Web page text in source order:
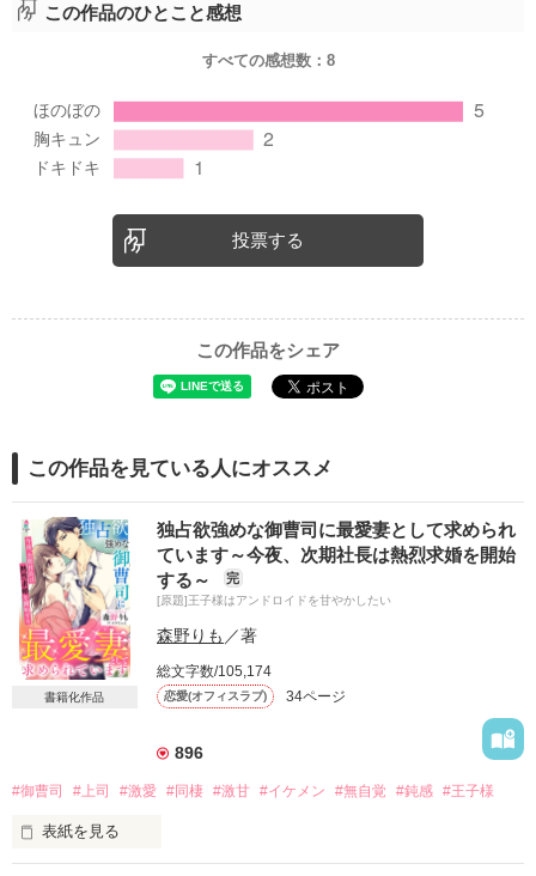
この作品のひとこと感想
すべての感想数： 8
投票する
この作品をシェア
この作品を見ている人にオススメ
書籍化作品
独占欲強めな御曹司に最愛妻として求められ
ています～今夜、次期社長は熱烈求婚を開始
する～
完
[原題]王子様はアンドロイドを甘やかしたい
森野りも ／著
総文字数/105,174
恋愛(オフィスラブ) 34ページ
896
#御曹司 #上司 #激愛 #同棲 #激甘 #イケメン #無自覚 #鈍感 #王子様
表紙を見る